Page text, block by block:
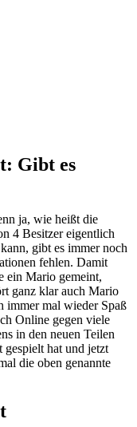
Gibt es
ja, wie heißt die
4 Besitzer eigentlich
gibt es immer noch
fehlen. Damit
ein Mario gemeint,
ganz klar auch Mario
immer mal wieder Spaß
Online gegen viele
in den neuen Teilen
hat und jetzt
die oben genannte